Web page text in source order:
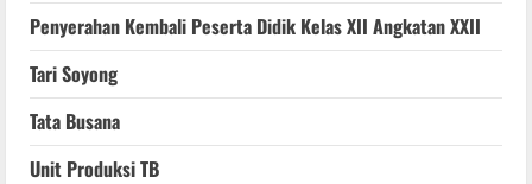
Penyerahan Kembali Peserta Didik Kelas XII Angkatan XXII
Tari Soyong
Tata Busana
Unit Produksi TB